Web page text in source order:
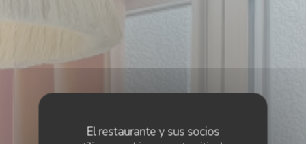
El restaurante y sus socios